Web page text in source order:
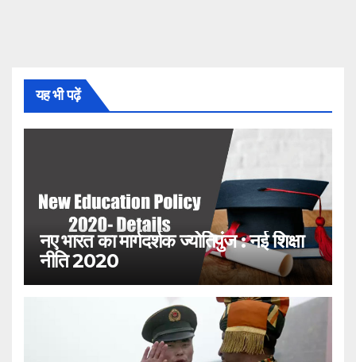
यह भी पढ़ें
नए भारत का मार्गदर्शक ज्योतिपुंज : नई शिक्षा
नीति 2020